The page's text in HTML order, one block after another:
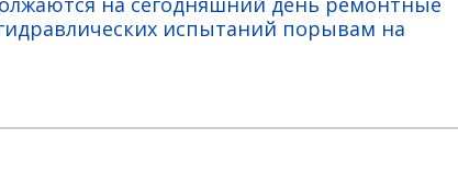
испытаний порывам на